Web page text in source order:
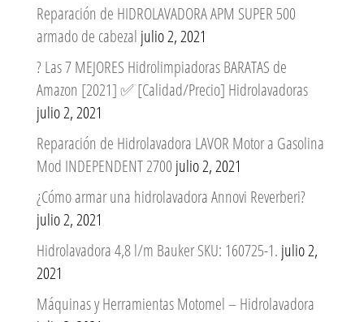
Reparación de HIDROLAVADORA APM SUPER 500
armado de cabezal julio 2, 2021
? Las 7 MEJORES Hidrolimpiadoras BARATAS de
Amazon [2021] ✅ [Calidad/Precio] Hidrolavadoras
julio 2, 2021
Reparación de Hidrolavadora LAVOR Motor a Gasolina
Mod INDEPENDENT 2700 julio 2, 2021
¿Cómo armar una hidrolavadora Annovi Reverberi?
julio 2, 2021
Hidrolavadora 4,8 l/m Bauker SKU: 160725-1. julio 2,
2021
Máquinas y Herramientas Motomel – Hidrolavadora